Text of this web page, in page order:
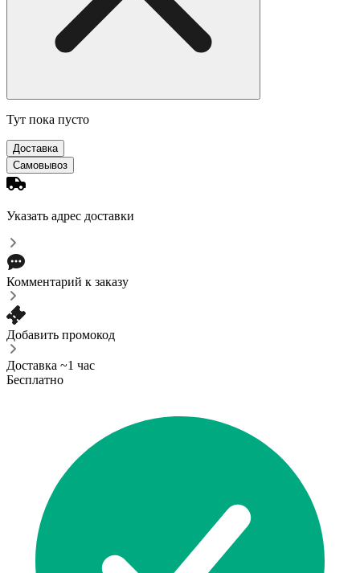
Тут пока пусто
Доставка
Самовывоз
Указать адрес доставки
Комментарий к заказу
Добавить промокод
Доставка ~1 час
Бесплатно